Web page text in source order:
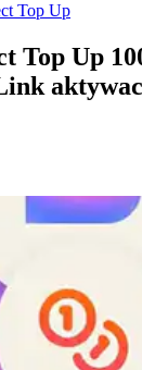
Top Up
Top Up